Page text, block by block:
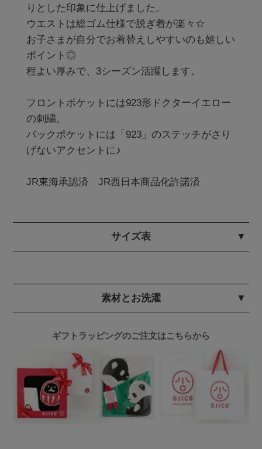
りとした印象に仕上げました。
ウエストは総ゴム仕様で脱ぎ着が楽々☆
お子さまが自分でお着替えしやすいのも嬉しい
ポイント◎
程よい厚みで、3シーズン活躍します。
フロントポケットには923形ドクターイエロー
の刺繍。
バックポケットには「923」のステッチがさり
げないアクセントに♪
JR東海承認済　JR西日本商品化許諾済
サイズ表
素材とお洗濯
ギフトラッピングのご注文はこちらから